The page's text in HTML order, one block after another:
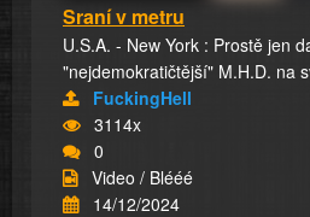
Sraní v metru
U.S.A. - New York : Prostě jen
"nejdemokratičtější" M.H.D. na
FuckingHell
3114x
0
Video / Blééé
14/12/2024